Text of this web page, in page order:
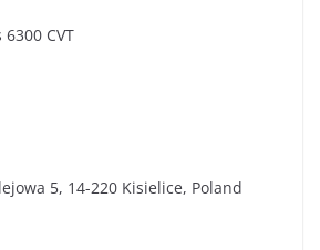
CVT
5, 14-220 Kisielice, Poland